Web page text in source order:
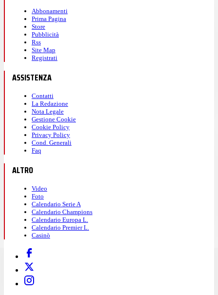
Abbonamenti
Prima Pagina
Store
Pubblicità
Rss
Site Map
Registrati
ASSISTENZA
Contatti
La Redazione
Nota Legale
Gestione Cookie
Cookie Policy
Privacy Policy
Cond. Generali
Faq
ALTRO
Video
Foto
Calendario Serie A
Calendario Champions
Calendario Europa L.
Calendario Premier L.
Casinò